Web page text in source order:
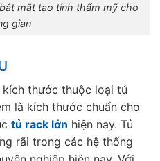
mắt tạo tính thẩm mỹ cho
gian
thước thuộc loại tủ
là kích thước chuẩn cho
tủ rack lớn hiện nay. Tủ
rãi trong các hệ thống